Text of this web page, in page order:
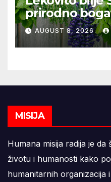
prirodno
zdravlje i
AUGUST 8, 2026
MISIJA
Humana misija radija je
životu i humanosti kako
humanitarnih organizacija